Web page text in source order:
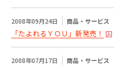
2008年09月24日 商品・サービス
「たよれるＹＯＵ」新発売！
2008年07月17日 商品・サービス